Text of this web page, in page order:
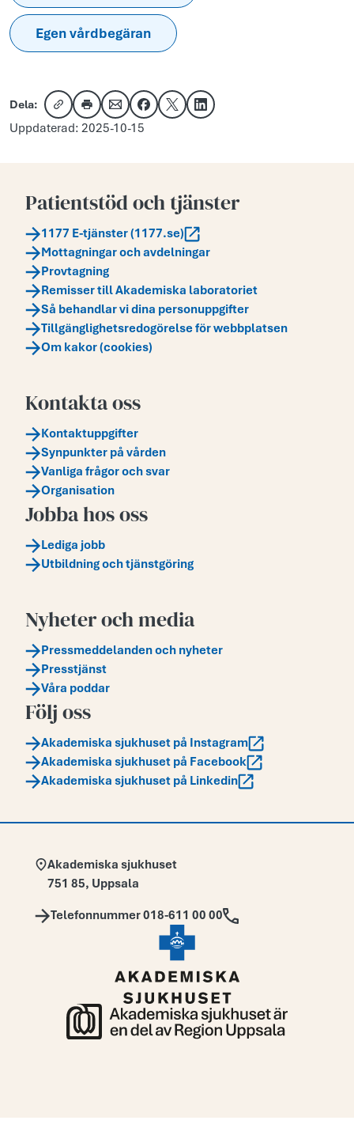
Egen vårdbegäran
Dela:
Kopiera länk
Skriv utDela via e-post
Dela på Facebook
Dela på XDela på LinkedIn
Uppdaterad: 2025-10-15
Patientstöd och tjänster
1177 E-tjänster (1177.se)
Mottagningar och avdelningar
Provtagning
Remisser till Akademiska laboratoriet
Så behandlar vi dina personuppgifter
Tillgänglighetsredogörelse för webbplatsen
Om kakor (cookies)
Kontakta oss
Kontaktuppgifter
Synpunkter på vården
Vanliga frågor och svar
Organisation
Jobba hos oss
Lediga jobb
Utbildning och tjänstgöring
Nyheter och media
Pressmeddelanden och nyheter
Presstjänst
Våra poddar
Följ oss
Akademiska sjukhuset på Instagram
Akademiska sjukhuset på Facebook
Akademiska sjukhuset på Linkedin
Adress:
Akademiska sjukhuset
751 85, Uppsala
Telefon:
Telefonnummer 018-611 00 00